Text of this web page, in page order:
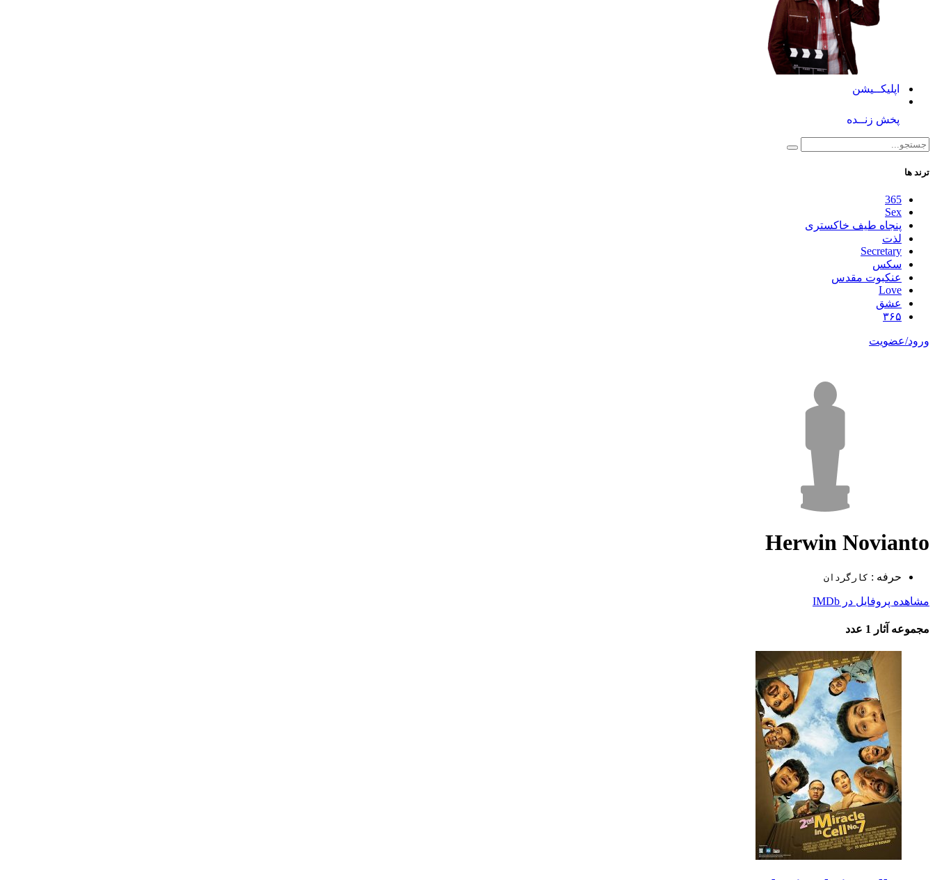
اپلیکــیشن
پخش زنــده
ترند ها
365
Sex
پنجاه طیف خاکستری
لذت
Secretary
سکس
عنکبوت مقدس
Love
عشق
۳۶۵
ورود/عضویت
Herwin Novianto
حرفه : کارگردان
مشاهده پروفایل در IMDb
مجموعه آثار 1 عدد